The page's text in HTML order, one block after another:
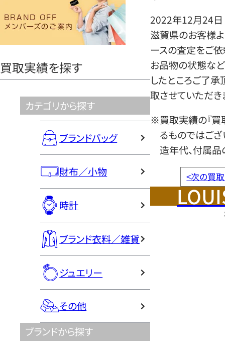
ヤ
買取実績を探す
カテゴリから探す
ブランドバッグ
財布／小物
時計
ブランド衣料／雑貨
ジュエリー
その他
ブランドから探す
2022年12月24日
滋賀県のお客様よ
ースの査定をご依
お品物の状態など
したところご了
取させていただき
※買取実績の『買
るものではござ
造年代、付属品
<次の買